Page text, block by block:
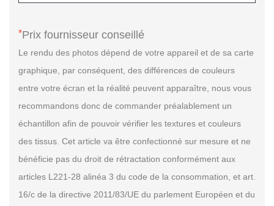
*Prix fournisseur conseillé
Le rendu des photos dépend de votre appareil et de sa carte
graphique, par conséquent, des différences de couleurs
entre votre écran et la réalité peuvent apparaître, nous vous
recommandons donc de commander préalablement un
échantillon afin de pouvoir vérifier les textures et couleurs
des tissus. Cet article va être confectionné sur mesure et ne
bénéficie pas du droit de rétractation conformément aux
articles L221-28 alinéa 3 du code de la consommation, et art.
16/c de la directive 2011/83/UE du parlement Européen et du